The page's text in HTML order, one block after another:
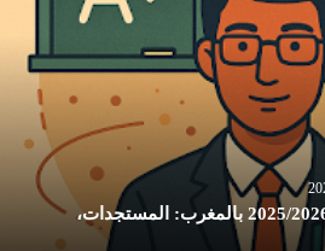
مباراة توظيف الأساتذة 2025/2026 بالمغرب: المستجدات،